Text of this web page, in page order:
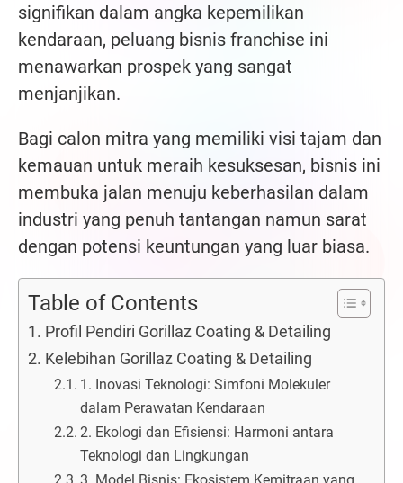
signifikan dalam angka kepemilikan
kendaraan, peluang bisnis franchise ini
menawarkan prospek yang sangat
menjanjikan.
Bagi calon mitra yang memiliki visi tajam dan
kemauan untuk meraih kesuksesan, bisnis ini
membuka jalan menuju keberhasilan dalam
industri yang penuh tantangan namun sarat
dengan potensi keuntungan yang luar biasa.
Table of Contents
Profil Pendiri Gorillaz Coating & Detailing
Kelebihan Gorillaz Coating & Detailing
1. Inovasi Teknologi: Simfoni Molekuler
dalam Perawatan Kendaraan
2. Ekologi dan Efisiensi: Harmoni antara
Teknologi dan Lingkungan